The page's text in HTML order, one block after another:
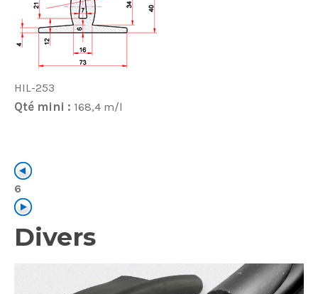
HIL-253
Qté mini : 168,4 m/l
6
Divers